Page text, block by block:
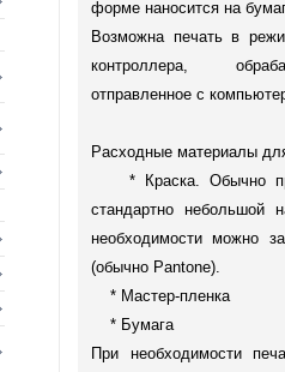
форме наносится на
Возможна печать в
контроллера,
отправленное с
Расходные материалы
* Краска. Обычно
стандартно небольшой
необходимости можно
(обычно Pantone).
* Мастер-пленка
* Бумага
При необходимости